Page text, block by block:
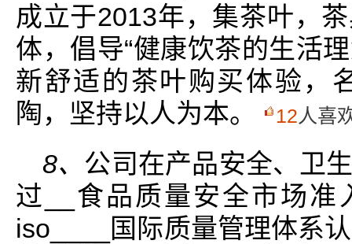
成立于2013年，集茶叶，
体，倡导“健康饮茶的生活
新舒适的茶叶购买体验，
陶，坚持以人为本。
12人喜
8、 公司在产品安全、卫
过__食品质量安全市场
iso____国际质量管理体系